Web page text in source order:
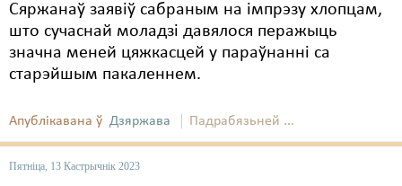
Сяржанаў заявіў сабраным на імпрэзу хлопцам,
што сучаснай моладзі давялося перажыць
значна меней цяжкасцей у параўнанні са
старэйшым пакаленнем.
Апублікавана ў Дзяржава Падрабязьней ...
Пятніца, 13 Кастрычнік 2023